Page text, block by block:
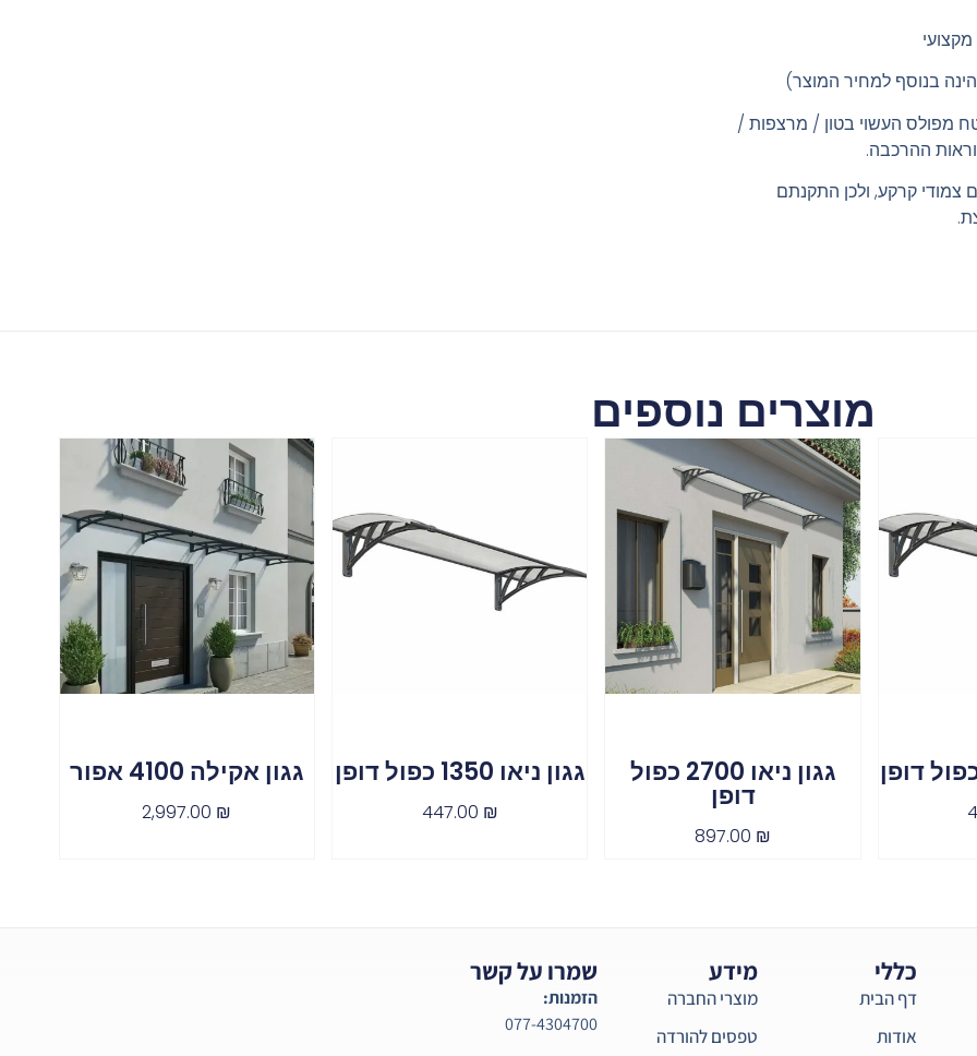
בנוסף למחיר המוצר)
מפולס העשוי בטון / מרצפות /
ההרכבה.
צמודי קרקע, ולכן התקנתם
מוצרים נוספים
גגון ניאו 2700 כפול
דופן
897.00 ₪
גגון ניאו 1350 כפול דופן
447.00 ₪
גגון אקילה 4100 אפור
2,997.00 ₪
כללי
דף הבית
אודות
מידע
מוצרי החברה
טפסים להורדה
שמרו על קשר
הזמנות:
077-4304700